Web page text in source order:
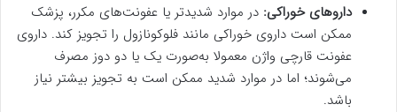
داروهای خوراکی: در موارد شدیدتر یا عفونت‌های مکرر، پزشک
ممکن است داروی خوراکی مانند فلوکونازول را تجویز کند. داروی
عفونت قارچی واژن معمولا به‌صورت یک یا دو دوز مصرف
می‌شوند؛ اما در موارد شدید ممکن است به تجویز بیشتر نیاز
باشد.